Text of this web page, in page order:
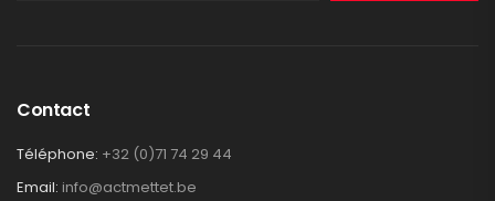
Contact
Téléphone: +32 (0)71 74 29 44
Email: info@actmettet.be